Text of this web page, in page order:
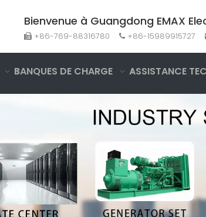
Bienvenue à Guangdong EMAX
 +86-769-88316780  +86-15989915727
BANQUES DE CHARGE ASSISTANCE
Banque de charge résistive CA 200 kW - Solutions de banque de charge